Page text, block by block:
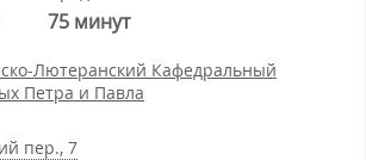
75 минут
Лютеранский Кафедральный
Петра и Павла
пер., 7